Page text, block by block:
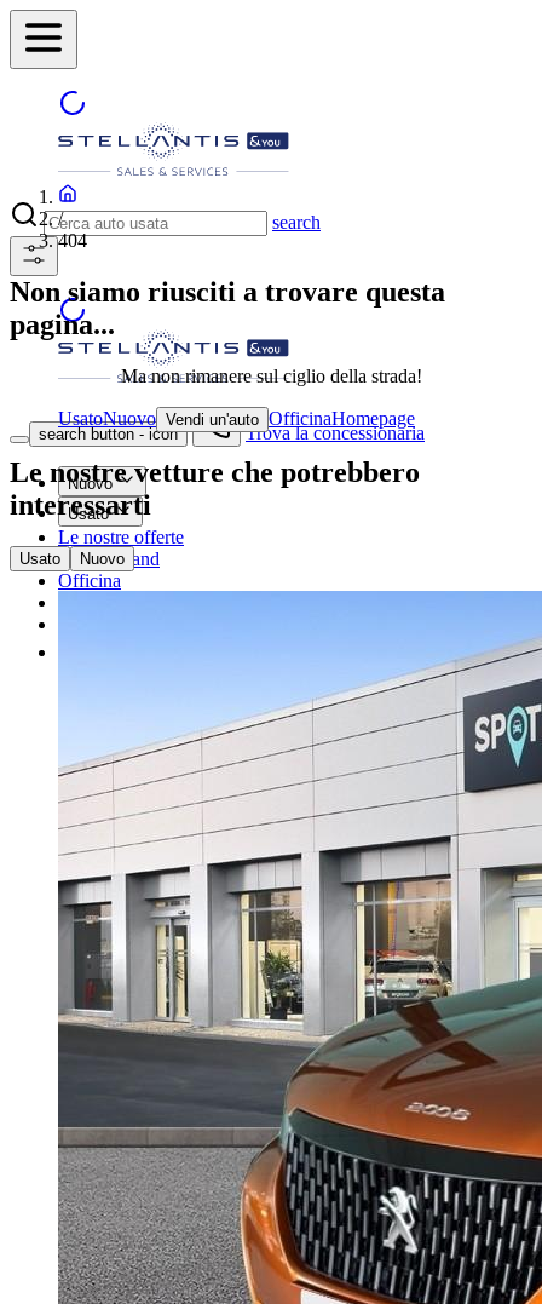
search
search button - icon Trova la concessionaria
Nuovo
Usato
Le nostre offerte
I nostri brand
Officina
/
404
Non siamo riusciti a trovare questa
pagina...
Ma non rimanere sul ciglio della strada!
UsatoNuovo Vendi un'auto OfficinaHomepage
Le nostre vetture che potrebbero
interessarti
Usato Nuovo